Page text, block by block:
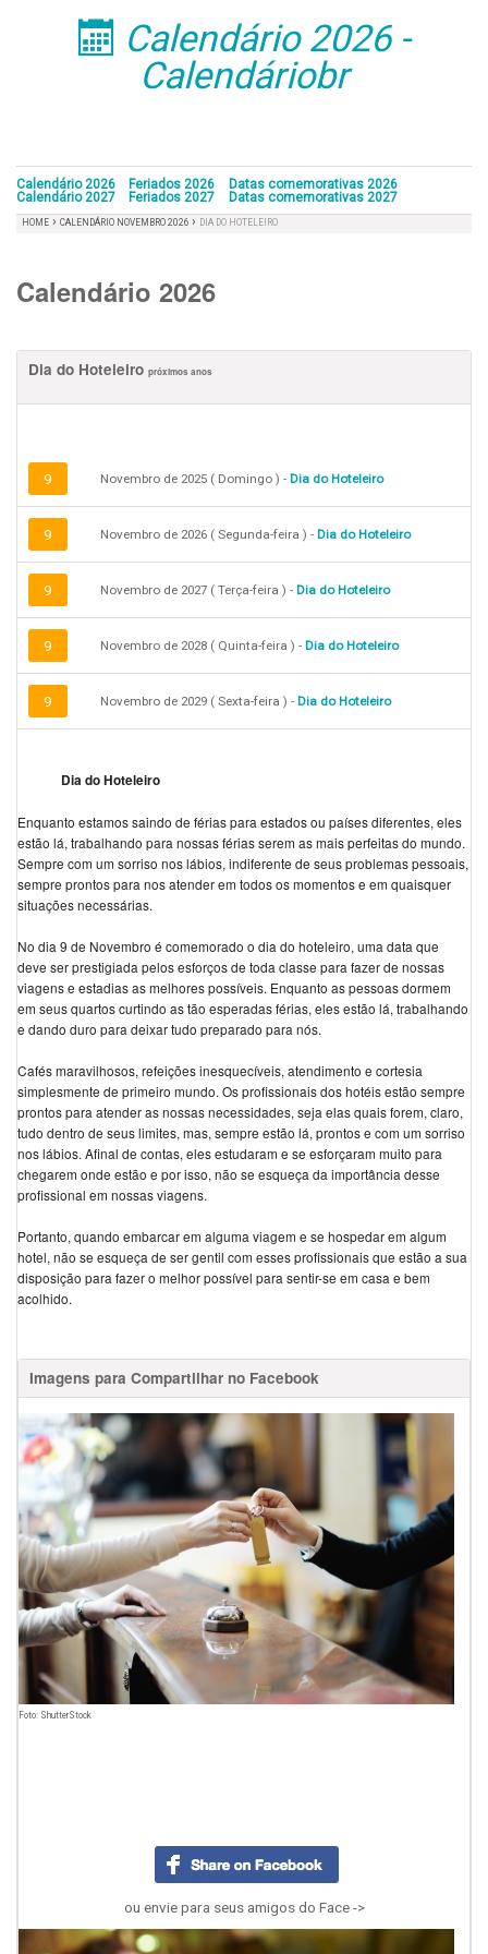
󰁣 Calendário 2026 -
Calendáriobr
Calendário 2026 Feriados 2026
Datas comemorativas 2026
Calendário 2027
Feriados 2027 Datas comemorativas 2027
HOME › CALENDÁRIO NOVEMBRO 2026 › DIA DO HOTELEIRO
Calendário 2026
Dia do Hoteleiro próximos anos
9 Novembro de 2025 ( Domingo ) - Dia do Hoteleiro
9 Novembro de 2026 ( Segunda-feira ) - Dia do Hoteleiro
9 Novembro de 2027 ( Terça-feira ) - Dia do Hoteleiro
9 Novembro de 2028 ( Quinta-feira ) - Dia do Hoteleiro
9 Novembro de 2029 ( Sexta-feira ) - Dia do Hoteleiro
Dia do Hoteleiro
Enquanto estamos saindo de férias para estados ou países diferentes, eles
estão lá, trabalhando para nossas férias serem as mais perfeitas do mundo.
Sempre com um sorriso nos lábios, indiferente de seus problemas pessoais,
sempre prontos para nos atender em todos os momentos e em quaisquer
situações necessárias.
No dia 9 de Novembro é comemorado o dia do hoteleiro, uma data que
deve ser prestigiada pelos esforços de toda classe para fazer de nossas
viagens e estadias as melhores possíveis. Enquanto as pessoas dormem
em seus quartos curtindo as tão esperadas férias, eles estão lá, trabalhando
e dando duro para deixar tudo preparado para nós.
Cafés maravilhosos, refeições inesquecíveis, atendimento e cortesia
simplesmente de primeiro mundo. Os profissionais dos hotéis estão sempre
prontos para atender as nossas necessidades, seja elas quais forem, claro,
tudo dentro de seus limites, mas, sempre estão lá, prontos e com um sorriso
nos lábios. Afinal de contas, eles estudaram e se esforçaram muito para
chegarem onde estão e por isso, não se esqueça da importância desse
profissional em nossas viagens.
Portanto, quando embarcar em alguma viagem e se hospedar em algum
hotel, não se esqueça de ser gentil com esses profissionais que estão a sua
disposição para fazer o melhor possível para sentir-se em casa e bem
acolhido.
Imagens para Compartilhar no Facebook
Foto: ShutterStock
ou envie para seus amigos do Face ->